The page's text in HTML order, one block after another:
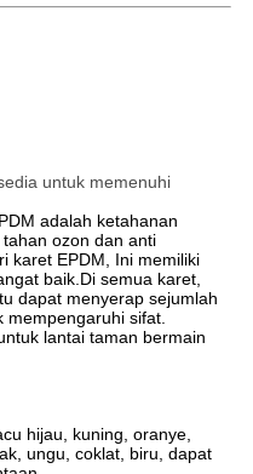
untuk memenuhi
adalah ketahanan
ozon dan anti
karet EPDM, Ini memiliki
baik.Di semua karet,
dapat menyerap sejumlah
mempengaruhi sifat.
lantai taman bermain
hijau, kuning, oranye,
ungu, coklat, biru, dapat